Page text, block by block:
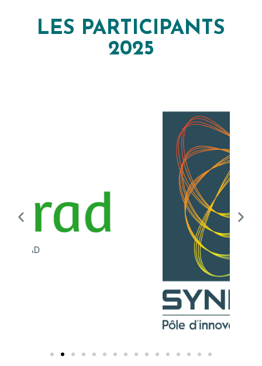
LES PARTICIPANTS
2025